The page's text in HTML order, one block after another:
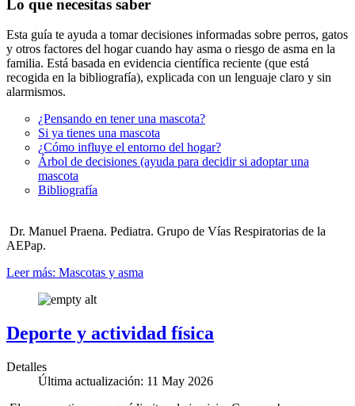
Lo que necesitas saber
Esta guía te ayuda a tomar decisiones informadas sobre perros, gatos
y otros factores del hogar cuando hay asma o riesgo de asma en la
familia. Está basada en evidencia científica reciente (que está
recogida en la bibliografía), explicada con un lenguaje claro y sin
alarmismos.
¿Pensando en tener una mascota?
Si ya tienes una mascota
¿Cómo influye el entorno del hogar?
Árbol de decisiones (ayuda para decidir si adoptar una
mascota
Bibliografía
Dr. Manuel Praena. Pediatra. Grupo de Vías Respiratorias de la
AEPap.
Leer más: Mascotas y asma
Deporte y actividad física
Detalles
Última actualización: 11 May 2026